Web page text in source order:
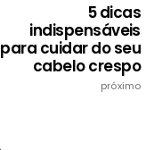
5 dicas
indispensáveis
para cuidar do seu
cabelo crespo
próximo